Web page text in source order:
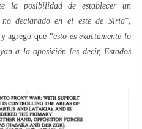
la posibilidad de establecer un
declarado en el este de Siria”,
agregó que “esto es exactamente lo
a la oposición [es decir, Estados